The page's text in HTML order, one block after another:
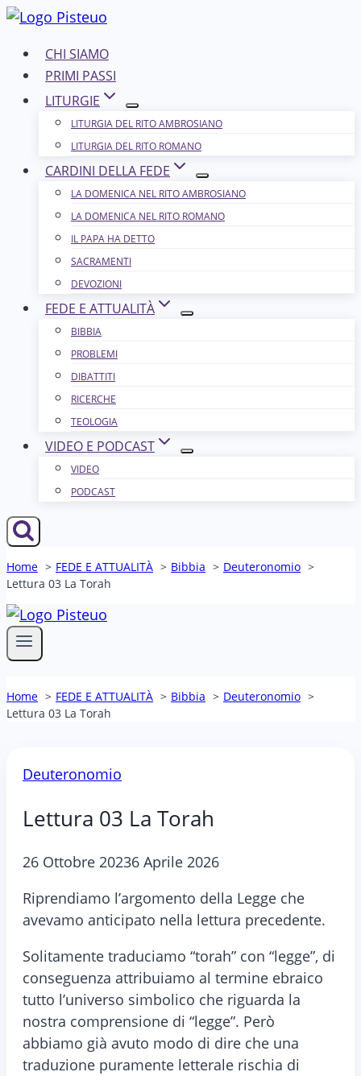
Salta
contenutoCHI SIAMO
PRIMI PASSI
LITURGIE
LITURGIA DEL RITO AMBROSIANO
LITURGIA DEL RITO ROMANO
CARDINI DELLA FEDE
LA DOMENICA NEL R​​​​​​ITO AMBROSIANO
LA DOMENICA NEL RITO ROMANO
IL PAPA HA DETTO
SACRAMENTI
DEVOZIONI
FEDE E ATTUALITÀ
BIBBIA
PROBLEMI
DIBATTITI
RICERCHE
TEOLOGIA
VIDEO E PODCAST
VIDEO
PODCAST
Home FEDE E ATTUALITÀ Bibbia
Deuteronomio
Lettura 03 La Torah
Home FEDE E ATTUALITÀ Bibbia
Deuteronomio
Lettura 03 La Torah
Deuteronomio
Lettura 03 La Torah
26 Ottobre 20236 Aprile 2026
Riprendiamo l’argomento della Legge che
avevamo anticipato nella lettura precedente.
Solitamente traduciamo “torah” con “legge”, di
conseguenza attribuiamo al termine ebraico
tutto l’universo simbolico che riguarda la
nostra comprensione di “legge”. Però
abbiamo già avuto modo di dire che una
traduzione puramente letterale rischia di